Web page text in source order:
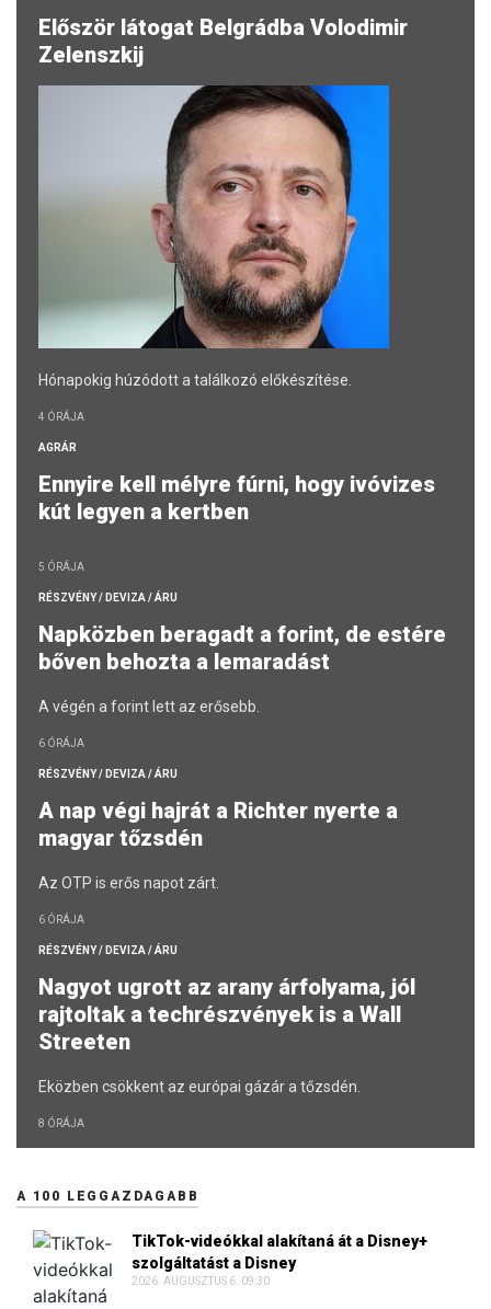
Először látogat Belgrádba Volodimir
Zelenszkij
Hónapokig húzódott a találkozó előkészítése.
4 ÓRÁJA
AGRÁR
Ennyire kell mélyre fúrni, hogy ivóvizes
kút legyen a kertben
5 ÓRÁJA
RÉSZVÉNY / DEVIZA / ÁRU
Napközben beragadt a forint, de estére
bőven behozta a lemaradást
A végén a forint lett az erősebb.
6 ÓRÁJA
RÉSZVÉNY / DEVIZA / ÁRU
A nap végi hajrát a Richter nyerte a
magyar tőzsdén
Az OTP is erős napot zárt.
6 ÓRÁJA
RÉSZVÉNY / DEVIZA / ÁRU
Nagyot ugrott az arany árfolyama, jól
rajtoltak a techrészvények is a Wall
Streeten
Eközben csökkent az európai gázár a tőzsdén.
8 ÓRÁJA
A 100 LEGGAZDAGABB
TikTok-videókkal alakítaná át a Disney+
szolgáltatást a Disney
2026. AUGUSZTUS 6. 09:30